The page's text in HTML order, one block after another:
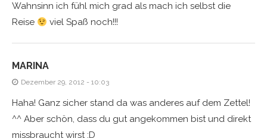
Wahnsinn ich fühl mich grad als mach ich selbst die
Reise
viel Spaß noch!!!
MARINA
Dezember 29, 2012 - 10:03
Haha! Ganz sicher stand da was anderes auf dem Zettel!
^^ Aber schön, dass du gut angekommen bist und direkt
missbraucht wirst ;D